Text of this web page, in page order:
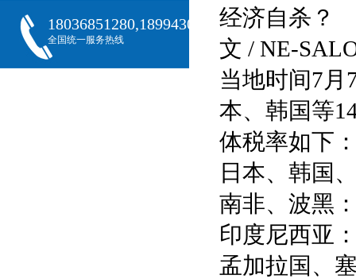
18036851280,18994301288,18068407382
全国统一服务热线
经济自杀？
文 / NE-
当地时间7月
本、韩国等
体税率如下
日本、韩国
南非、波黑
印度尼西亚
孟加拉国、